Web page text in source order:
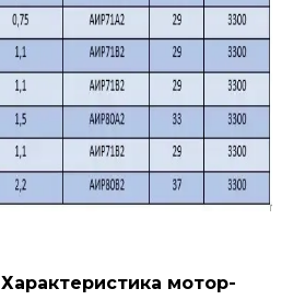
Характеристика мотор-